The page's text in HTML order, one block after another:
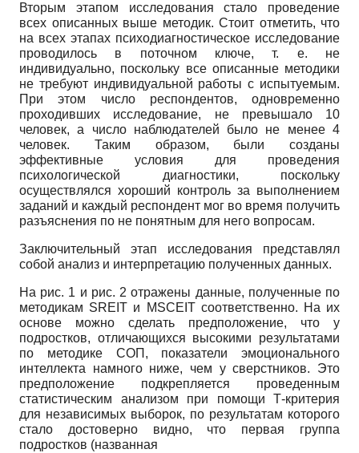
Вторым этапом исследования стало проведение
всех описанных выше методик. Стоит отметить, что
на всех этапах психодиагностическое исследование
проводилось в поточном ключе, т. е. не
индивидуально, поскольку все описанные методики
не требуют индивидуальной работы с испытуемым.
При этом число респондентов, одновременно
проходивших исследование, не превышало 10
человек, а число наблюдателей было не менее 4
человек. Таким образом, были созданы
эффективные условия для проведения
психологической диагностики, поскольку
осуществлялся хороший контроль за выполнением
заданий и каждый респондент мог во время получить
разъяснения по не понятным для него вопросам.
Заключительный этап исследования представлял
собой анализ и интерпретацию полученных данных.
На рис. 1 и рис. 2 отражены данные, полученные по
методикам SREIT и MSCEIT соответственно. На их
основе можно сделать предположение, что у
подростков, отличающихся высокими результатами
по методике СОП, показатели эмоционального
интеллекта намного ниже, чем у сверстников. Это
предположение подкрепляется проведенным
статистическим анализом при помощи T-критерия
для независимых выборок, по результатам которого
стало достоверно видно, что первая группа
подростков (названная